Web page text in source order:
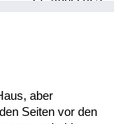
aber
Seiten vor den